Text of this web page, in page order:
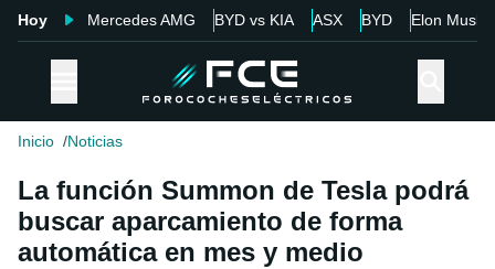
Hoy Mercedes AMG BYD vs KIA ASX BYD Elon Musk
Inicio Noticias
La función Summon de Tesla podrá
buscar aparcamiento de forma
automática en mes y medio